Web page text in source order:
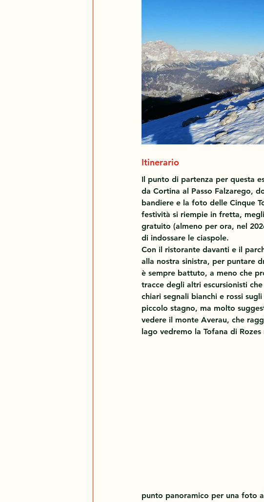
Itinerario
Il punto di partenza per questa
da Cortina al Passo Falzarego,
bandiere e la foto delle Cinque
festività si riempie in fretta,
gratuito (almeno per ora, nel
di indossare le ciaspole.
Con il ristorante davanti e il
alla nostra sinistra, per puntare
è sempre battuto, a meno che
tracce degli altri escursionisti
chiari segnali bianchi e rossi
piccolo stagno, ma molto
vedere il monte Averau, che
lago vedremo la Tofana di Rozes
punto panoramico per una foto